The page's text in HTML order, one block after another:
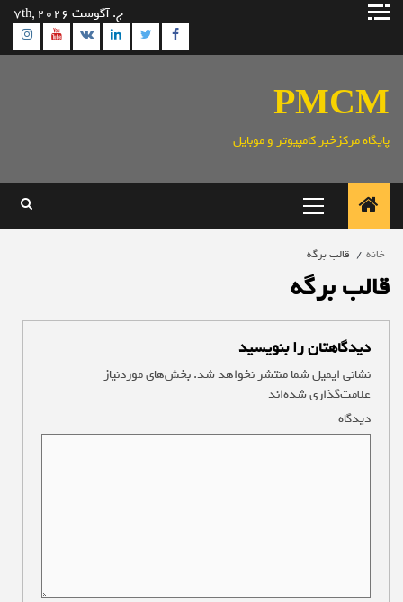
پرش
ج. آگوست 7th, 2026
Facebook
Twitter
Linkedin
VK
PMCM
پایگاه مرکزخبر کامپیوتر و موبایل
اصلی
خانه قالب برگه
قالب برگه
دیدگاهتان را بنویسید
نشانی ایمیل شما منتشر نخواهد شد.بخش‌های موردنیاز
علامت‌گذاری شده‌اند
دیدگاه